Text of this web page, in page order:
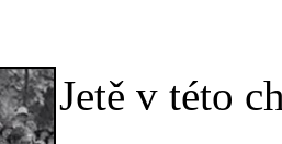
Jetě v této